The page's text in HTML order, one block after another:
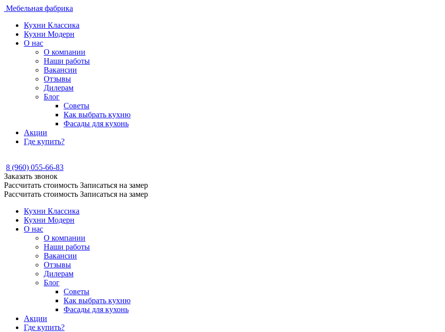
Мебельная фабрика
Кухни Классика
Кухни Модерн
О нас
О компании
Наши работы
Вакансии
Отзывы
Дилерам
Блог
Советы
Как выбрать кухню
Фасады для кухонь
Акции
Где купить?
8 (960) 055-66-83
Заказать звонок
Рассчитать стоимость Записаться на замер
Рассчитать стоимость Записаться на замер
Кухни Классика
Кухни Модерн
О нас
О компании
Наши работы
Вакансии
Отзывы
Дилерам
Блог
Советы
Как выбрать кухню
Фасады для кухонь
Акции
Где купить?